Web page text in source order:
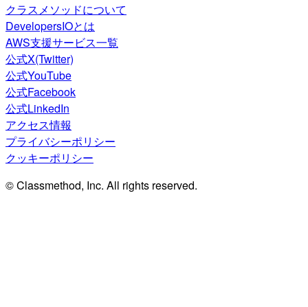
クラスメソッドについて
DevelopersIOとは
AWS支援サービス一覧
公式X(Twitter)
公式YouTube
公式Facebook
公式LinkedIn
アクセス情報
プライバシーポリシー
クッキーポリシー
© Classmethod, Inc. All rights reserved.